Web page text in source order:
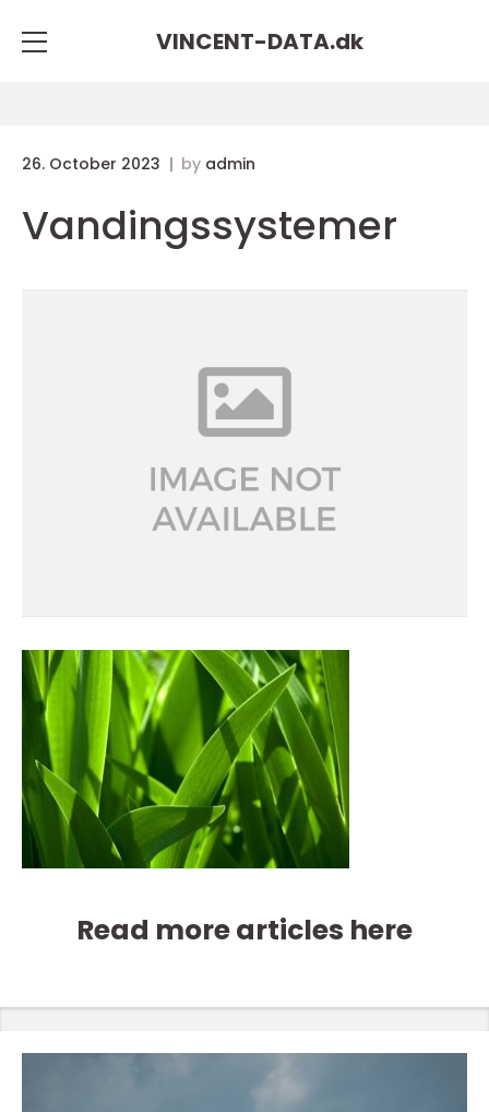
VINCENT-DATA.dk
26. October 2023 by admin
Vandingssystemer
Read more articles here